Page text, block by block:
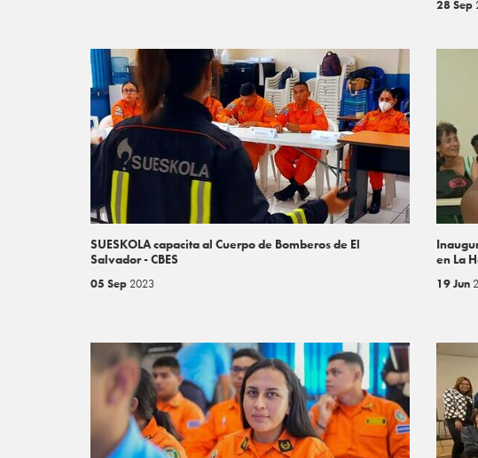
28 Sep
SUESKOLA capacita al Cuerpo de Bomberos de El
Salvador - CBES
05 Sep 2023
en La
19 Jun